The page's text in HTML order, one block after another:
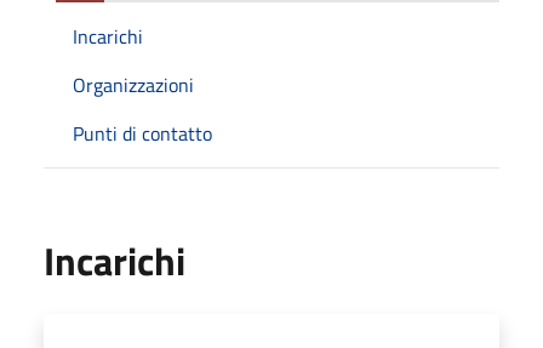
Incarichi
Organizzazioni
Punti di contatto
Incarichi